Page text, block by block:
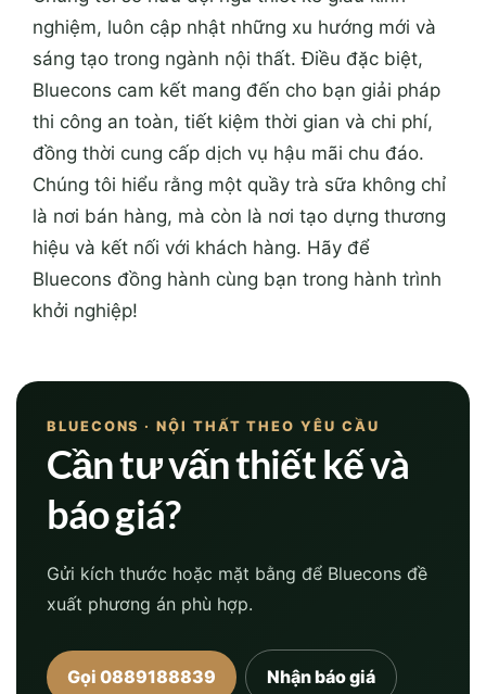
nghiệm, luôn cập nhật những xu hướng mới và
sáng tạo trong ngành nội thất. Điều đặc biệt,
Bluecons cam kết mang đến cho bạn giải pháp
thi công an toàn, tiết kiệm thời gian và chi phí,
đồng thời cung cấp dịch vụ hậu mãi chu đáo.
Chúng tôi hiểu rằng một quầy trà sữa không chỉ
là nơi bán hàng, mà còn là nơi tạo dựng thương
hiệu và kết nối với khách hàng. Hãy để
Bluecons đồng hành cùng bạn trong hành trình
khởi nghiệp!
BLUECONS · NỘI THẤT THEO YÊU CẦU
Cần tư vấn thiết kế và
báo giá?
Gửi kích thước hoặc mặt bằng để Bluecons đề
xuất phương án phù hợp.
Gọi 0889188839 Nhận báo giá